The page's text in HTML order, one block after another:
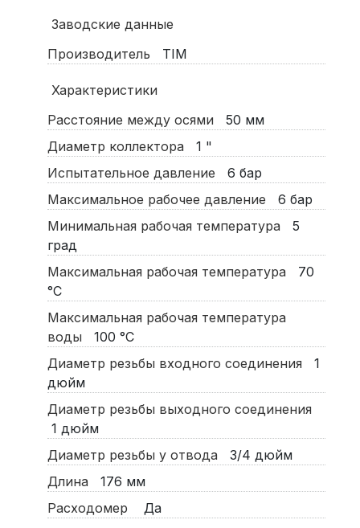
Заводские данные
Производитель
TIM
Характеристики
Расстояние между осями
50 мм
Диаметр коллектора
1 "
Испытательное давление
6 бар
Максимальное рабочее давление
6 бар
Минимальная рабочая температура
5
град
Максимальная рабочая температура
70
°C
Максимальная рабочая температура
воды
100 °C
Диаметр резьбы входного соединения
1
дюйм
Диаметр резьбы выходного соединения
1 дюйм
Диаметр резьбы у отвода
3/4 дюйм
Длина
176 мм
Расходомер
Да